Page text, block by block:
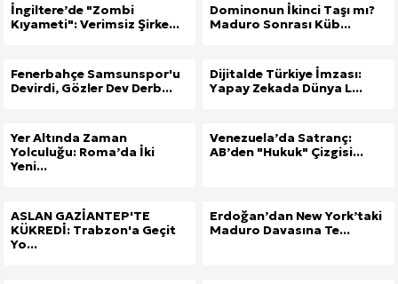
İngiltere’de "Zombi
Kıyameti": Verimsiz Şirke...
Dominonun İkinci Taşı mı?
Maduro Sonrası Küb...
Fenerbahçe Samsunspor'u
Devirdi, Gözler Dev Derb...
Dijitalde Türkiye İmzası:
Yapay Zekada Dünya L...
Yer Altında Zaman
Yolculuğu: Roma’da İki
Yeni...
Venezuela’da Satranç:
AB’den "Hukuk" Çizgisi...
ASLAN GAZİANTEP'TE
KÜKREDİ: Trabzon'a Geçit
Yo...
Erdoğan’dan New York’taki
Maduro Davasına Te...